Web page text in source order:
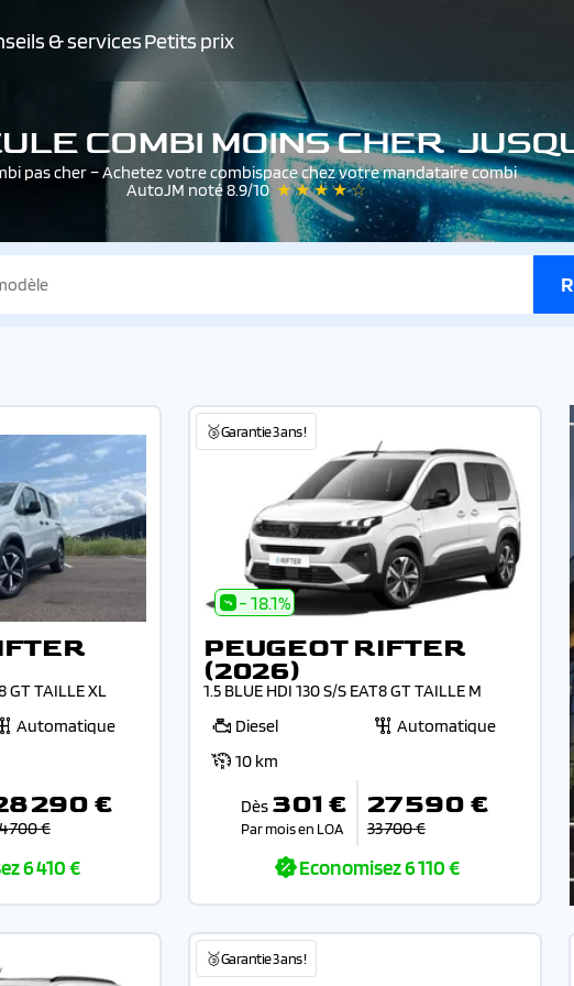
& servicesPetits prix
COMBI MOINS CHER
pas cher – Achetez votre combispace chez votre mandataire combi
AutoJM noté 8.9/10 ★ ★ ★ ★ ☆
GT TAILLE XL
Automatique
290 €
700 €
6 410 €
🥉Garantie 3 ans !
- 18.1%
PEUGEOT RIFTER
(2026)
1.5 BLUE HDI 130 S/S EAT8 GT TAILLE M
Diesel
Automatique
10 km
Dès 301 €
Par mois en LOA
27 590 €
33 700 €
Economisez6 110 €
🥉Garantie 3 ans !